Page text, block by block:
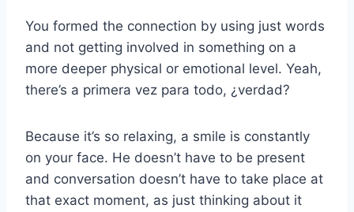
You formed the connection by using just words
and not getting involved in something on a
more deeper physical or emotional level. Yeah,
there’s a primera vez para todo, ¿verdad?
Because it’s so relaxing, a smile is constantly
on your face. He doesn’t have to be present
and conversation doesn’t have to take place at
that exact moment, as just thinking about it